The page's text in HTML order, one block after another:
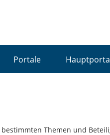
Portale
Themen und